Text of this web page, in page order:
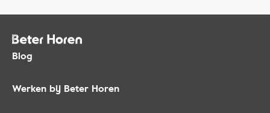
Blog
Werken bij Beter Horen